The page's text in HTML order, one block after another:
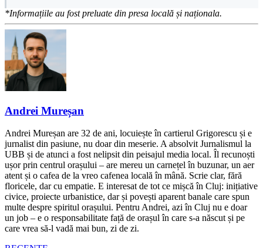
*Informațiile au fost preluate din presa locală și naționala.
Andrei Mureșan
Andrei Mureșan are 32 de ani, locuiește în cartierul Grigorescu și e
jurnalist din pasiune, nu doar din meserie. A absolvit Jurnalismul la
UBB și de atunci a fost nelipsit din peisajul media local. Îl recunoști
ușor prin centrul orașului – are mereu un carnețel în buzunar, un aer
atent și o cafea de la vreo cafenea locală în mână. Scrie clar, fără
floricele, dar cu empatie. E interesat de tot ce mișcă în Cluj: inițiative
civice, proiecte urbanistice, dar și povești aparent banale care spun
multe despre spiritul orașului. Pentru Andrei, azi în Cluj nu e doar
un job – e o responsabilitate față de orașul în care s-a născut și pe
care vrea să-l vadă mai bun, zi de zi.